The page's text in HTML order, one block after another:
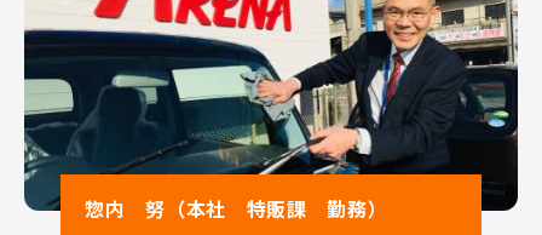
当社での営業の仕事は、
「人と関わることが好き」、「人が喜んでくれることを
嬉しいと感じる」という方なら、きっとご活躍いただけ
ます!!!
当社の大きな特徴を2つご紹介いたします！
惣内 努（本社 特販課 勤務）